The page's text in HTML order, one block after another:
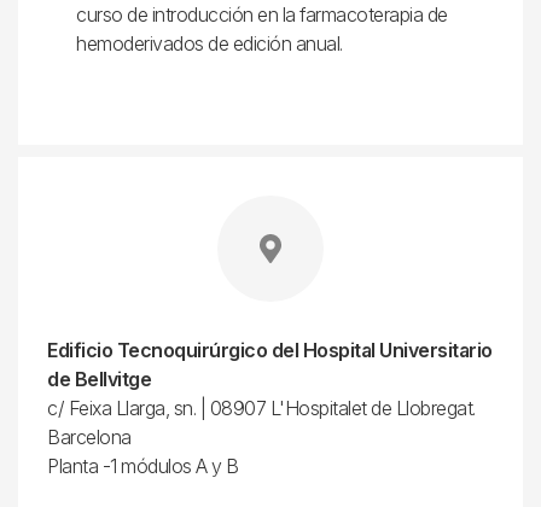
curso de introducción en la farmacoterapia de
hemoderivados de edición anual.
Edificio Tecnoquirúrgico del Hospital Universitario
de Bellvitge
c/ Feixa Llarga, sn. | 08907 L'Hospitalet de Llobregat.
Barcelona
Planta -1 módulos A y B